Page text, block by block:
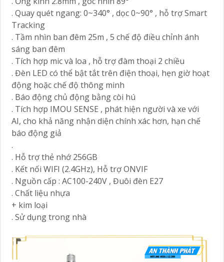
. Quay quét ngang: 0~340° , dọc 0~90° , hỗ trợ Smart
Tracking
. Tầm nhìn ban đêm 25m , 5 chế độ điều chỉnh ánh
sáng ban đêm
. Tích hợp mic và loa , hỗ trợ đàm thoại 2 chiều
. Đèn LED có thể bật tắt trên điện thoại, hẹn giờ hoạt
động hoặc chế độ thông minh
. Báo động chủ động bằng còi hú
. Tích hợp IMOU SENSE , phát hiện người và xe với
AI, cho khả năng nhận diện chính xác hơn, hạn chế
báo động giả
.
. Hỗ trợ thẻ nhớ 256GB
. Kết nối WIFI (2.4GHz), Hỗ trợ ONVIF
. Nguồn cấp : AC100-240V , Đuôi đèn E27
. Chất liệu nhựa
+ kim loại
. Sử dụng trong nhà